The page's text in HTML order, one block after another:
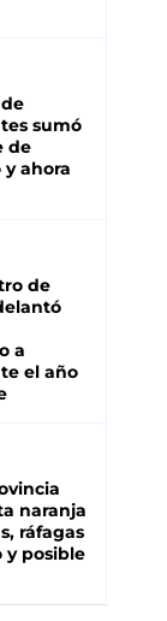
sumó
de
y ahora
de
a
el año
naranja
ráfagas
y posible